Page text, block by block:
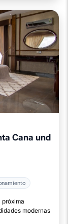
Cana und
modernas